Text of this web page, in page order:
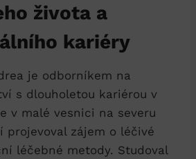
života a
kariéry
je odborníkem na
s dlouholetou kariérou v
v malé vesnici na severu
projevoval zájem o léčivé
léčebné metody. Studoval